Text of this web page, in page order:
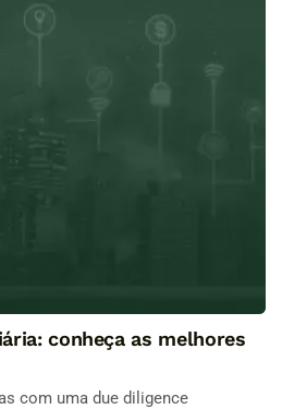
conheça as melhores
com uma due diligence